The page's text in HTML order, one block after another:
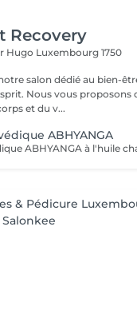
Recovery
Hugo Luxembourg 1750
salon dédié au bien-
Nous vous proposons
et du v...
ABHYANGA